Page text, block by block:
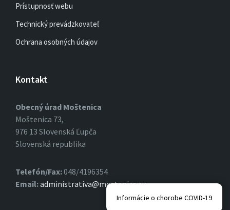
Prístupnosť webu
Technický prevádzkovateľ
Ochrana osobných údajov
Kontakt
Obecný úrad Moštenica
Moštenica 73,
976 13 Slovenská Ľupča
Slovenská republika
Telefón/Fax:048/4196354
Email:administrativa@mostenica.eu
Informácie o chorobe COVID-19